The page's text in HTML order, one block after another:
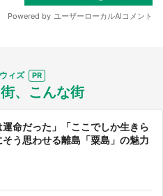
府選択
ィズ
、こんな街
運命だった」「ここでしか生きら
う思わせる離島「粟島」の魅力